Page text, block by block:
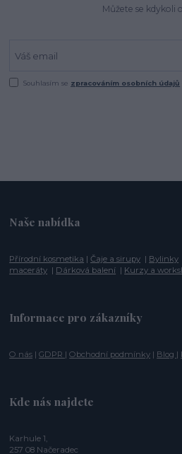
Můžete se kdykoli
Souhlasím se zpracováním osobních údajů
Naše nabídka
Přírodní kosmetika |Čaje a sirupy | Bylinky
maceráty | Dárková balení | Kurzy a
Informace pro zákazníky
O nás |GDPR |Obchodní podmínky | Blog |
Kde nás najdete
Karhule 1,
257 08 Načeradec